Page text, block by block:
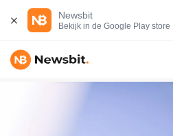
Newsbit
Bekijk in de Google Play store